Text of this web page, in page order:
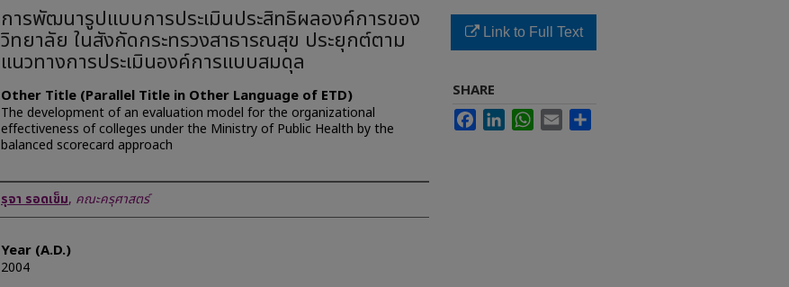
การพัฒนารูปแบบการประเมินประสิทธิผลองค์การของ
วิทยาลัย ในสังกัดกระทรวงสาธารณสุข ประยุกต์ตาม
แนวทางการประเมินองค์การแบบสมดุล
Other Title (Parallel Title in Other Language of ETD)
The development of an evaluation model for the organizational
effectiveness of colleges under the Ministry of Public Health by the
balanced scorecard approach
Author
รุจา รอดเข็ม, คณะครุศาสตร์
Year (A.D.)
2004
Link to Full Text
SHARE
FacebookLinkedInWhatsApp
Email